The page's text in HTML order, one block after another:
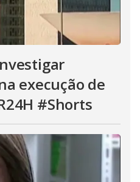
execução de
#Shorts